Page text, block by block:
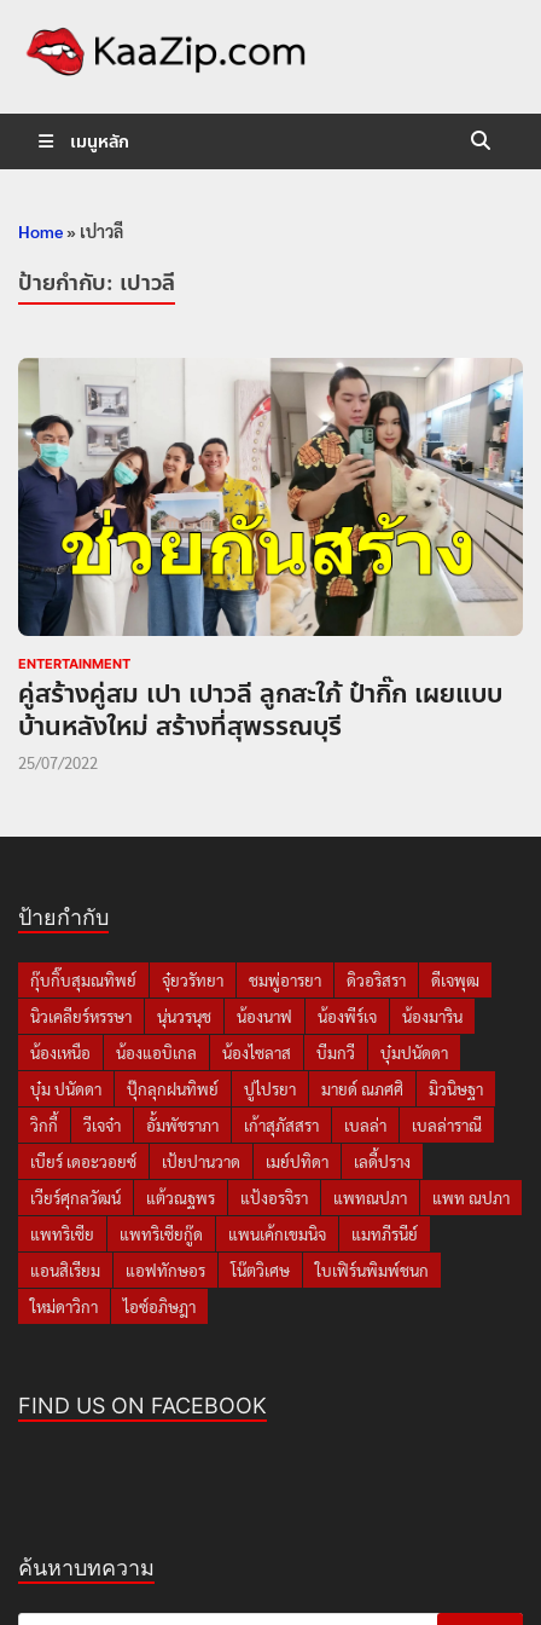
เมนูหลัก
Home» เปาวลี
ป้ายกำกับ: เปาวลี
ENTERTAINMENT
คู่สร้างคู่สม เปา เปาวลี ลูกสะใภ้ ป๋ากิ๊ก เผยแบบ
บ้านหลังใหม่ สร้างที่สุพรรณบุรี
25/07/2022
ป้ายกำกับ
กุ๊บกิ๊บสุมณทิพย์ จุ๋ยวรัทยา ชมพู่อารยา ดิวอริสรา
ดีเจพุฒ
นิวเคลียร์หรรษา
นุ่นวรนุช น้องนาฟ น้องพีร์เจ
น้องมาริน
น้องเหนือ
น้องแอบิเกล น้องไซลาส บีมกวี
บุ๋มปนัดดา
บุ๋ม ปนัดดา
ปุ๊กลุกฝนทิพย์ ปูไปรยา มายด์ ณภศศิ
มิวนิษฐา
วิกกี้
วีเจจ๋า อั้มพัชราภา เก้าสุภัสสรา เบลล่า
เบลล่าราณี
เบียร์ เดอะวอยซ์
เป้ยปานวาด เมย์ปทิดา
เลดี้ปราง
เวียร์ศุกลวัฒน์
แต้วณฐพร แป้งอรจิรา แพทณปภา
แพท ณปภา
แพทริเซีย
แพทริเซียกู๊ด แพนเค้กเขมนิจ
แมทภีรนีย์
แอนสิเรียม
แอฟทักษอร โน๊ตวิเศษ
ใบเฟิร์นพิมพ์ชนก
ใหม่ดาวิกา
ไอซ์อภิษฎา
FIND US ON FACEBOOK
ค้นหาบทความ